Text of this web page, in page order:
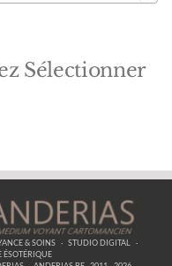
Sélectionner
& SOINS · STUDIO DIGITAL
·
ÉSOTÉRIQUE